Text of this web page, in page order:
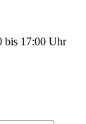
bis 17:00 Uhr